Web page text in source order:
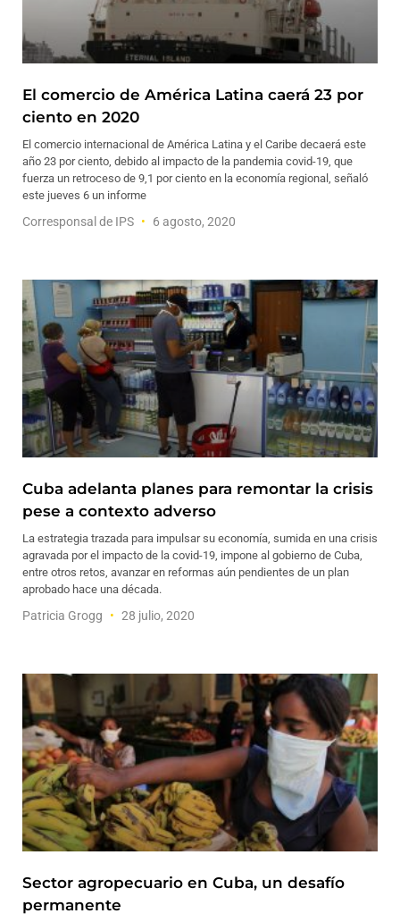
El comercio de América Latina caerá 23 por
ciento en 2020
El comercio internacional de América Latina y el Caribe decaerá este
año 23 por ciento, debido al impacto de la pandemia covid-19, que
fuerza un retroceso de 9,1 por ciento en la economía regional, señaló
este jueves 6 un informe
Corresponsal de IPS 6 agosto, 2020
Cuba adelanta planes para remontar la crisis
pese a contexto adverso
La estrategia trazada para impulsar su economía, sumida en una crisis
agravada por el impacto de la covid-19, impone al gobierno de Cuba,
entre otros retos, avanzar en reformas aún pendientes de un plan
aprobado hace una década.
Patricia Grogg 28 julio, 2020
Sector agropecuario en Cuba, un desafío
permanente